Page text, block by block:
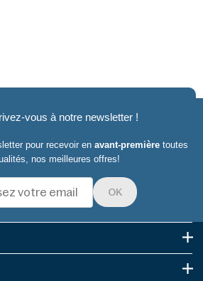
vous à notre newsletter !
pour recevoir en avant-première toutes
nos meilleures offres!
OK